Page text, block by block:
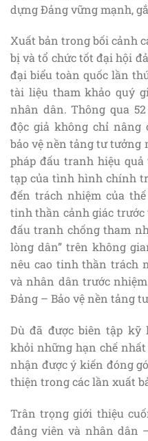
dựng Đảng vững mạnh,
Xuất bản trong bối cảnh
bị và tổ chức tốt đại hội
đại biểu toàn quốc lần
tài liệu tham khảo quý
nhân dân. Thông qua
độc giả không chỉ nâng
bảo vệ nền tảng tư tưởng
pháp đấu tranh hiệu
tạp của tình hình chính
đến trách nhiệm của
tinh thần cảnh giác
đấu tranh chống tham
lòng dân” trên không
nêu cao tinh thần trách
và nhân dân trước
Đảng – Bảo vệ nền tảng
Dù đã được biên tập kỹ
khỏi những hạn chế
nhận được ý kiến đóng
thiện trong các lần xuất
Trân trọng giới thiệu
đảng viên và nhân dân